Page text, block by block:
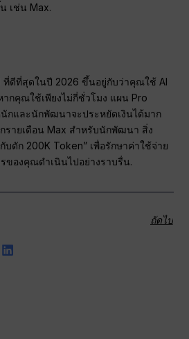
เช่น Max.
ที่ดีที่สุดในปี 2026 ขึ้นอยู่กับว่าคุณใช้ AI
กคุณใช้เพียงไม่กี่ชั่วโมง แผน Pro
กและนักพัฒนาจะประหยัดเงินได้มาก
รายเดือน Max สำหรับนักพัฒนา สิ่ง
ดัก 200K Token” เพื่อรักษาค่าใช้จ่าย
ของคุณดำเนินไปอย่างราบรื่น.
ถัดไป